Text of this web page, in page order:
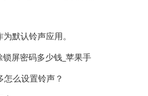
默认铃声应用。